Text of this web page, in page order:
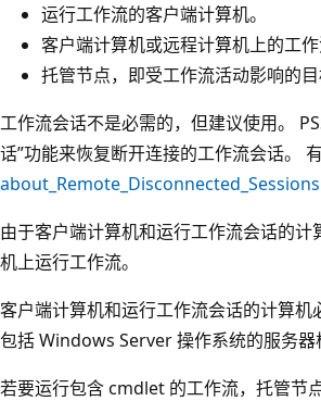
运行工作流的客户端计算机。
客户端计算机或远程计算机上的工
托管节点，即受工作流活动影响的目
工作流会话不是必需的，但建议使用。
话”功能来恢复断开连接的工作流会话。
about_Remote_Disconnected_Sessions
由于客户端计算机和运行工作流会话的
机上运行工作流。
客户端计算机和运行工作流会话的计算机
包括 Windows Server 操作系统的服务器
若要运行包含 cmdlet 的工作流，托管节